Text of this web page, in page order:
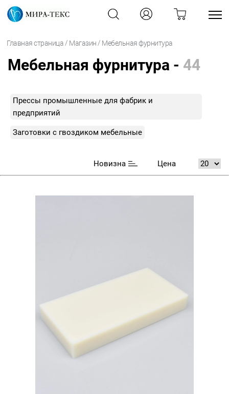
Главная страница / Магазин / Мебельная фурнитура
Мебельная фурнитура - 44
Прессы промышленные для фабрик и
предприятий
Заготовки с гвоздиком мебельные
Новизна Цена